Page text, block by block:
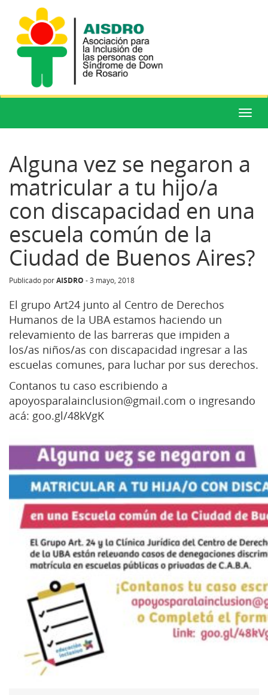
Menú
Alguna vez se negaron a
matricular a tu hijo/a
con discapacidad en una
escuela común de la
Ciudad de Buenos Aires?
Publicado por AISDRO - 3 mayo, 2018
El grupo Art24 junto al Centro de Derechos
Humanos de la UBA estamos haciendo un
relevamiento de las barreras que impiden a
los/as niños/as con discapacidad ingresar a las
escuelas comunes, para luchar por sus derechos.
Contanos tu caso escribiendo a
apoyosparalainclusion@gmail.com o ingresando
acá: goo.gl/48kVgK